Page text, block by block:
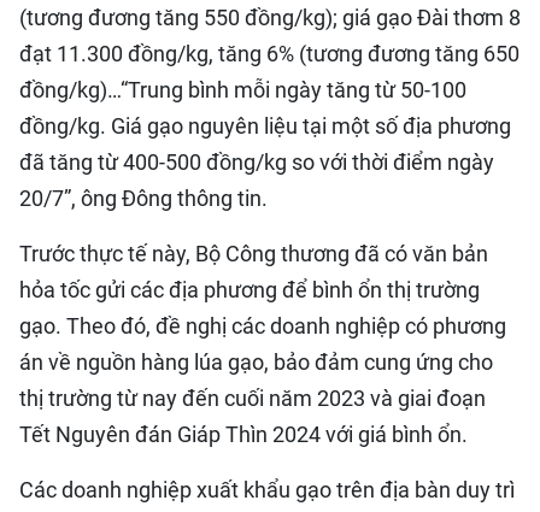
(tương đương tăng 550 đồng/kg); giá gạo Đài thơm 8
đạt 11.300 đồng/kg, tăng 6% (tương đương tăng 650
đồng/kg)…“Trung bình mỗi ngày tăng từ 50-100
đồng/kg. Giá gạo nguyên liệu tại một số địa phương
đã tăng từ 400-500 đồng/kg so với thời điểm ngày
20/7”, ông Đông thông tin.
Trước thực tế này, Bộ Công thương đã có văn bản
hỏa tốc gửi các địa phương để bình ổn thị trường
gạo. Theo đó, đề nghị các doanh nghiệp có phương
án về nguồn hàng lúa gạo, bảo đảm cung ứng cho
thị trường từ nay đến cuối năm 2023 và giai đoạn
Tết Nguyên đán Giáp Thìn 2024 với giá bình ổn.
Các doanh nghiệp xuất khẩu gạo trên địa bàn duy trì